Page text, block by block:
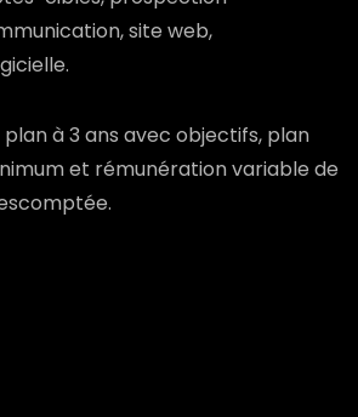
site web,
plan à 3 ans avec objectifs, plan
et rémunération variable de